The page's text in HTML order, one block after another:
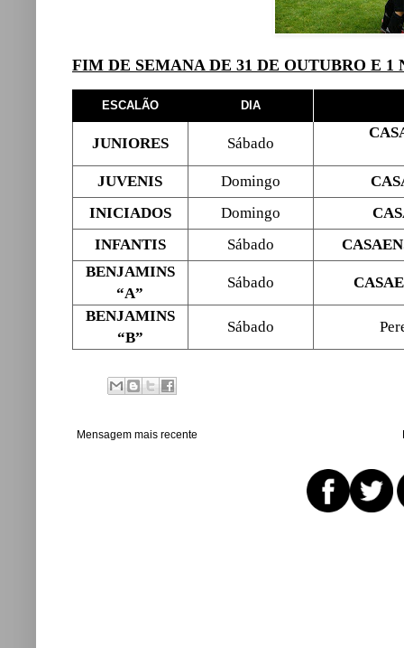
FIM DE SEMANA DE 31 DE OUTUBRO E 1
ESCALÃO DIA
JUNIORES Sábado
JUVENIS Domingo
INICIADOS
Domingo
INFANTIS
Sábado
BENJAMINS
“A”
Sábado
BENJAMINS
“B”
Sábado
Mensagem mais recente